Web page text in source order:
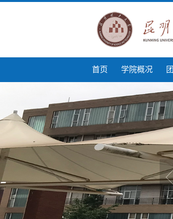
首页 学院概况